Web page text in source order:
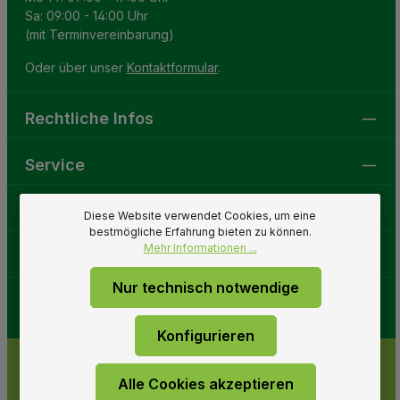
Sa: 09:00 - 14:00 Uhr
(mit Terminvereinbarung)
Oder über unser Kontaktformular.
Rechtliche Infos
Service
GartenweltDiese Website verwendet Cookies, um eine
bestmögliche Erfahrung bieten zu können.
Mehr Informationen ...
Nur technisch notwendige
Konfigurieren
Alle Cookies akzeptieren